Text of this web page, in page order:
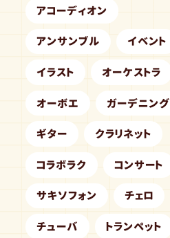
アコーディオン
アンサンブル イベント
イラスト オーケストラ
オーボエ ガーデニング
ギター クラリネット
コラボラク コンサート
サキソフォン チェロ
チューバ トランペット